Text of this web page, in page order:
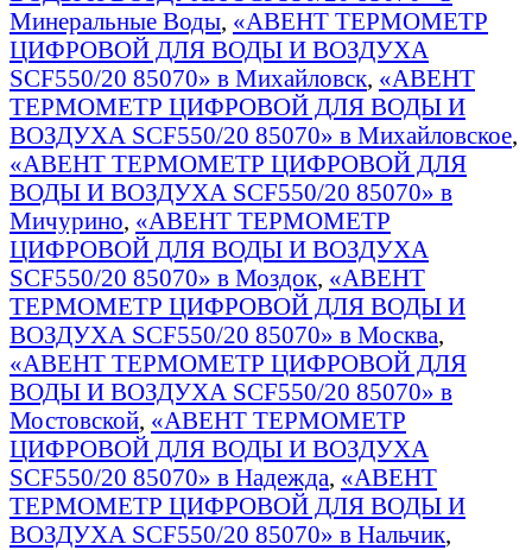
Минеральные Воды, «АВЕНТ ТЕРМОМЕТР
ЦИФРОВОЙ ДЛЯ ВОДЫ И ВОЗДУХА
SCF550/20 85070» в Михайловск, «АВЕНТ
ТЕРМОМЕТР ЦИФРОВОЙ ДЛЯ ВОДЫ И
ВОЗДУХА SCF550/20 85070» в Михайловское,
«АВЕНТ ТЕРМОМЕТР ЦИФРОВОЙ ДЛЯ
ВОДЫ И ВОЗДУХА SCF550/20 85070» в
Мичурино, «АВЕНТ ТЕРМОМЕТР
ЦИФРОВОЙ ДЛЯ ВОДЫ И ВОЗДУХА
SCF550/20 85070» в Моздок, «АВЕНТ
ТЕРМОМЕТР ЦИФРОВОЙ ДЛЯ ВОДЫ И
ВОЗДУХА SCF550/20 85070» в Москва,
«АВЕНТ ТЕРМОМЕТР ЦИФРОВОЙ ДЛЯ
ВОДЫ И ВОЗДУХА SCF550/20 85070» в
Мостовской, «АВЕНТ ТЕРМОМЕТР
ЦИФРОВОЙ ДЛЯ ВОДЫ И ВОЗДУХА
SCF550/20 85070» в Надежда, «АВЕНТ
ТЕРМОМЕТР ЦИФРОВОЙ ДЛЯ ВОДЫ И
ВОЗДУХА SCF550/20 85070» в Нальчик,